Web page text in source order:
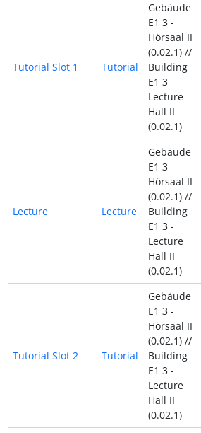
Tutorial Slot 1 Tutorial
Gebäude
E1 3 -
Hörsaal II
(0.02.1) //
Building
E1 3 -
Lecture
Hall II
(0.02.1)
Lecture Lecture
Gebäude
E1 3 -
Hörsaal II
(0.02.1) //
Building
E1 3 -
Lecture
Hall II
(0.02.1)
Tutorial Slot 2 Tutorial
Gebäude
E1 3 -
Hörsaal II
(0.02.1) //
Building
E1 3 -
Lecture
Hall II
(0.02.1)